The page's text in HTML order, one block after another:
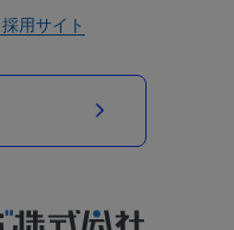
採用サイト